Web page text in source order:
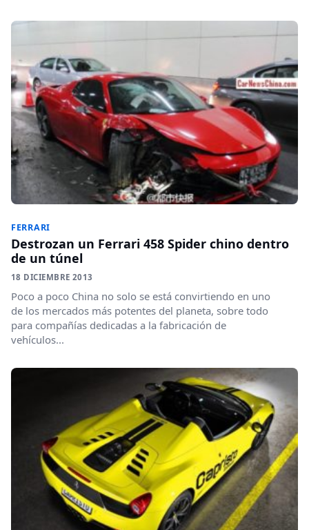
FERRARI
Destrozan un Ferrari 458 Spider chino dentro
de un túnel
18 DICIEMBRE 2013
Poco a poco China no solo se está convirtiendo en uno
de los mercados más potentes del planeta, sobre todo
para compañías dedicadas a la fabricación de
vehículos...